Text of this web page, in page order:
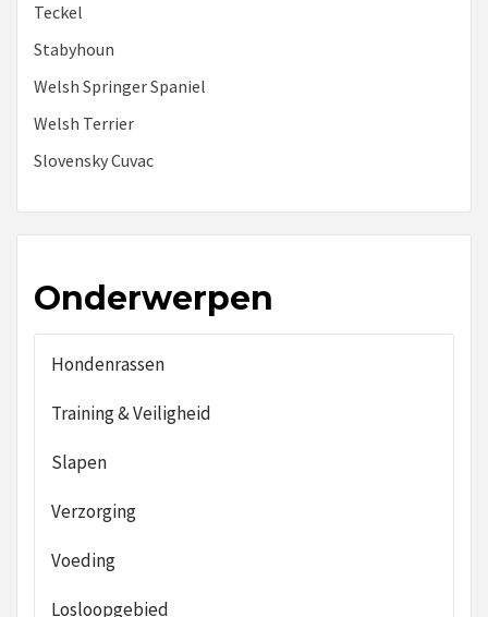
Teckel
Stabyhoun
Welsh Springer Spaniel
Welsh Terrier
Slovensky Cuvac
Onderwerpen
Hondenrassen
Training & Veiligheid
Slapen
Verzorging
Voeding
Losloopgebied